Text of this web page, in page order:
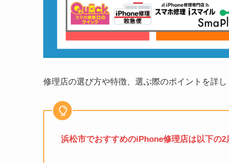
修理店の選び方や特徴、選ぶ際のポイントを詳
浜松市でおすすめのiPhone修理店は以下の2